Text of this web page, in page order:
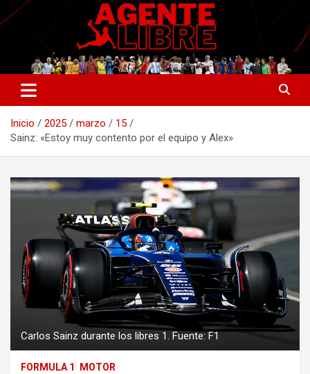
Saltar
al
Agente Libre Digital
La nueva generación del periodismo deportivo.
Inicio 2025 marzo
15
Sainz: «Estoy muy contento por el equipo y Alex»
Carlos Sainz durante los libres 1. Fuente: F1
FORMULA 1 MOTOR